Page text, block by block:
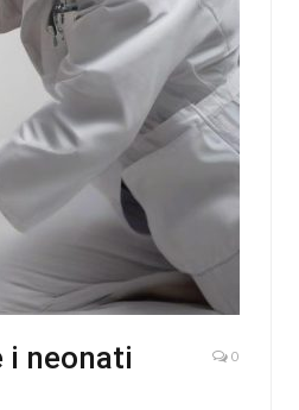
i neonati
0